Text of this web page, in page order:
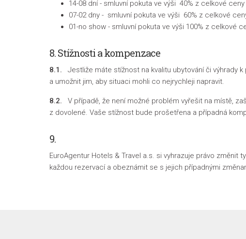
14-08 dní - smluvní pokuta ve výši 40% z celkové
07-02 dny - smluvní pokuta ve výši 60% z celkové
01-no show - smluvní pokuta ve výši 100% z celkové
8. Stížnosti a kompenzace
8.1.
Jestliže máte stížnost na kvalitu ubytování či výhrady
a umožnit jim, aby situaci mohli co nejrychleji napravit.
8.2. V případě, že není možné problém vyřešit na místě,
z dovolené. Vaše stížnost bude prošetřena a případná
9.
EuroAgentur Hotels & Travel a.s. si vyhrazuje právo
každou rezervací a obeznámit se s jejich případnými